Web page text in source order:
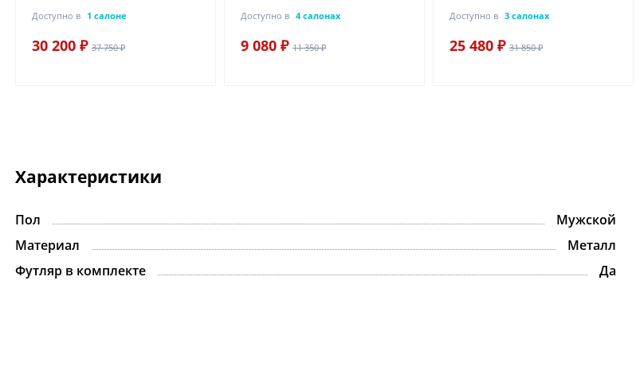
Доступно в 1 салоне
30 200 ₽ 37 750 ₽
Доступно в 4 салонах
9 080 ₽ 11 350 ₽
Доступно в 3 салонах
25 480 ₽ 31 850 ₽
Характеристики
Пол
Мужской
Материал
Металл
Футляр в комплекте
Да